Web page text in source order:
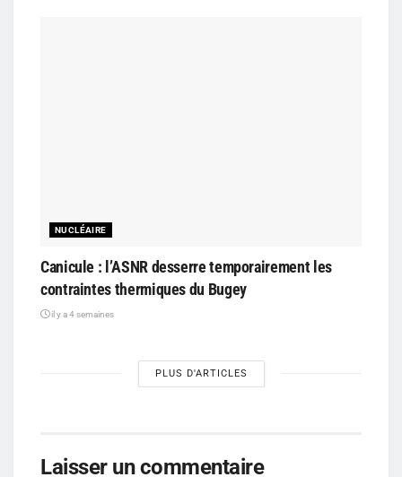
NUCLÉAIRE
Canicule : l’ASNR desserre temporairement les
contraintes thermiques du Bugey
il y a 4 semaines
PLUS D'ARTICLES
Laisser un commentaire